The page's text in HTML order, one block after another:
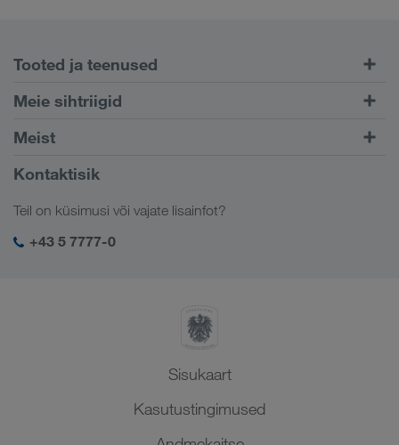
Tooted ja teenused
Maanteetransport
Kliendiportaal CONNECT
Digitaalsed lahendused
Ärilahendused
Meie sihtriigid
Euroopa
Kaukaasia
Kesk-Aasia
Lähis-Ida
Meist
Ettevõttest
SHEQ-juhtimine
Kontaktisik
Teil on küsimusi või vajate lisainfot?
+43 5 7777-0
Sisukaart
Kasutustingimused